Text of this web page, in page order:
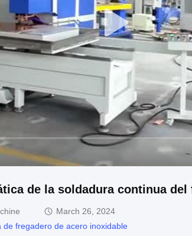
de la soldadura continua
March 26, 2024
de fregadero de acero inoxidable